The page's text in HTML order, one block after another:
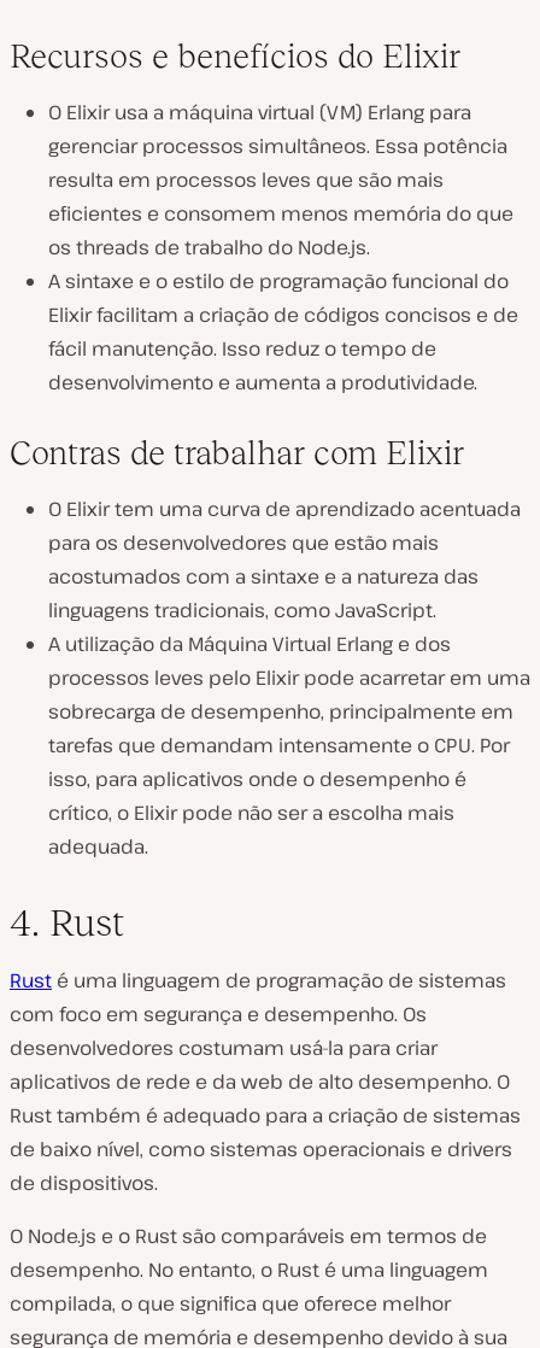
Recursos e benefícios do Elixir
O Elixir usa a máquina virtual (VM) Erlang para
gerenciar processos simultâneos. Essa potência
resulta em processos leves que são mais
eficientes e consomem menos memória do que
os threads de trabalho do Node.js.
A sintaxe e o estilo de programação funcional do
Elixir facilitam a criação de códigos concisos e de
fácil manutenção. Isso reduz o tempo de
desenvolvimento e aumenta a produtividade.
Contras de trabalhar com Elixir
O Elixir tem uma curva de aprendizado acentuada
para os desenvolvedores que estão mais
acostumados com a sintaxe e a natureza das
linguagens tradicionais, como JavaScript.
A utilização da Máquina Virtual Erlang e dos
processos leves pelo Elixir pode acarretar em uma
sobrecarga de desempenho, principalmente em
tarefas que demandam intensamente o CPU. Por
isso, para aplicativos onde o desempenho é
crítico, o Elixir pode não ser a escolha mais
adequada.
4. Rust
Rust é uma linguagem de programação de sistemas
com foco em segurança e desempenho. Os
desenvolvedores costumam usá-la para criar
aplicativos de rede e da web de alto desempenho. O
Rust também é adequado para a criação de sistemas
de baixo nível, como sistemas operacionais e drivers
de dispositivos.
O Node.js e o Rust são comparáveis em termos de
desempenho. No entanto, o Rust é uma linguagem
compilada, o que significa que oferece melhor
segurança de memória e desempenho devido à sua